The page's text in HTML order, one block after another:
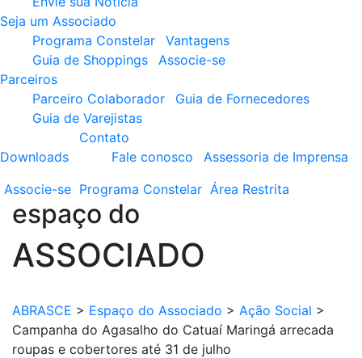
Seja um Associado
Programa Constelar
Vantagens
Guia de Shoppings
Associe-se
Parceiros
Parceiro Colaborador
Guia de Fornecedores
Guia de Varejistas
Downloads
Contato
Fale conosco
Assessoria de Imprensa
Associe-se Programa Constelar Área Restrita
espaço do
ASSOCIADO
ABRASCE > Espaço do Associado > Ação Social >
Campanha do Agasalho do Catuaí Maringá arrecada
roupas e cobertores até 31 de julho